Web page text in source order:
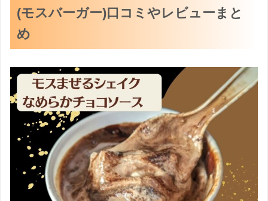
(モスバーガー)口コミやレビューまと
め